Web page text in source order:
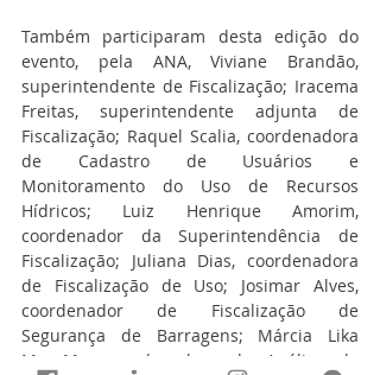
Também participaram desta edição do
evento, pela ANA, Viviane Brandão,
superintendente de Fiscalização; Iracema
Freitas, superintendente adjunta de
Fiscalização; Raquel Scalia, coordenadora
de Cadastro de Usuários e
Monitoramento do Uso de Recursos
Hídricos; Luiz Henrique Amorim,
coordenador da Superintendência de
Fiscalização; Juliana Dias, coordenadora
de Fiscalização de Uso; Josimar Alves,
coordenador de Fiscalização de
Segurança de Barragens; Márcia Lika
Mon-Ma, coordenadora de Análise de